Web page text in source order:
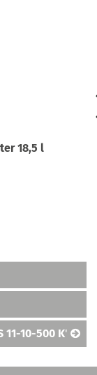
18,5 l
11-10-500 K'